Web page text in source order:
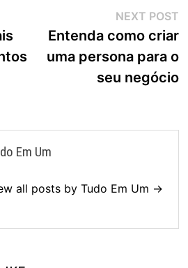
NEXT POST
Entenda como criar
uma persona para o
seu negócio
Em Um
all posts by Tudo Em Um →